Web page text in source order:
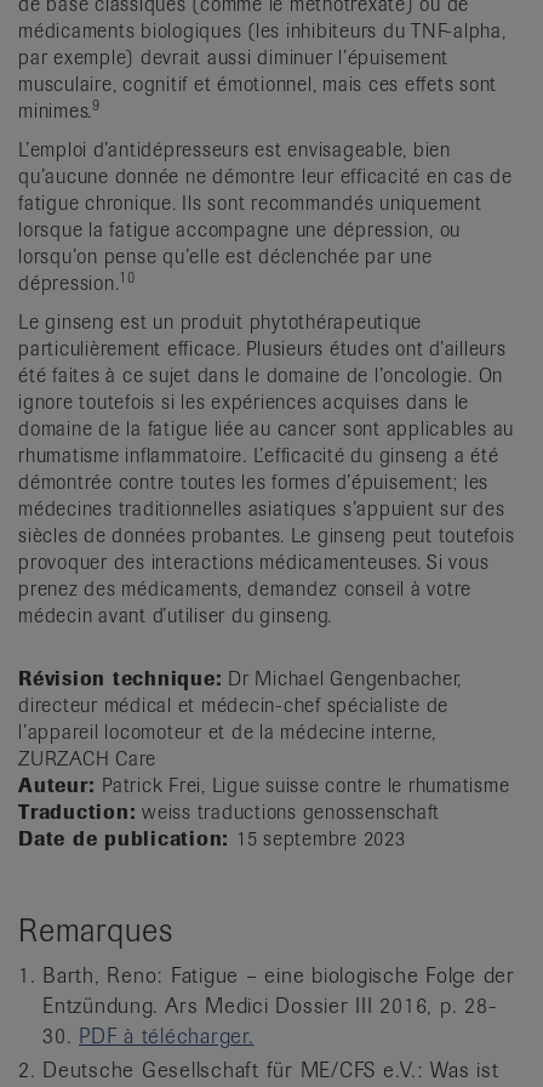
médicaments biologiques (les inhibiteurs du TNF-alpha,
par exemple) devrait aussi diminuer l’épuisement
musculaire, cognitif et émotionnel, mais ces effets sont
minimes.9
L’emploi d’antidépresseurs est envisageable, bien
qu’aucune donnée ne démontre leur efficacité en cas de
fatigue chronique. Ils sont recommandés uniquement
lorsque la fatigue accompagne une dépression, ou
lorsqu’on pense qu’elle est déclenchée par une
dépression.10
Le ginseng est un produit phytothérapeutique
particulièrement efficace. Plusieurs études ont d’ailleurs
été faites à ce sujet dans le domaine de l’oncologie. On
ignore toutefois si les expériences acquises dans le
domaine de la fatigue liée au cancer sont applicables au
rhumatisme inflammatoire. L’efficacité du ginseng a été
démontrée contre toutes les formes d’épuisement; les
médecines traditionnelles asiatiques s’appuient sur des
siècles de données probantes. Le ginseng peut toutefois
provoquer des interactions médicamenteuses. Si vous
prenez des médicaments, demandez conseil à votre
médecin avant d’utiliser du ginseng.
Révision technique: Dr Michael Gengenbacher,
directeur médical et médecin-chef spécialiste de
l’appareil locomoteur et de la médecine interne,
ZURZACH Care
Auteur: Patrick Frei, Ligue suisse contre le rhumatisme
Traduction: weiss traductions genossenschaft
Date de publication: 15 septembre 2023
Remarques
Barth, Reno: Fatigue – eine biologische Folge der
Entzündung. Ars Medici Dossier III 2016, p. 28-
30. PDF à télécharger.
Deutsche Gesellschaft für ME/CFS e.V.: Was ist